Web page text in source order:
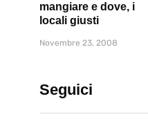
mangiare e dove, i
locali giusti
Novembre 23, 2008
Seguici